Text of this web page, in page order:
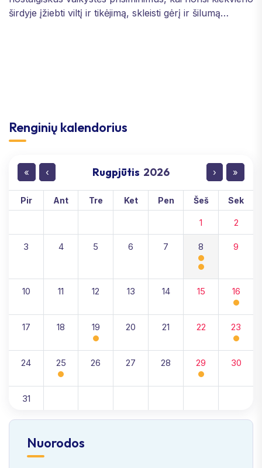
širdyje įžiebti viltį ir tikėjimą, skleisti gėrį ir šilumą…
Renginių kalendorius
« ‹ Rugpjūtis 2026 › »
Pir Ant Tre Ket Pen Šeš Sek
1 2
3 4 5 6 7 8 9
10 11 12 13 14 15 16
17 18 19 20 21 22 23
24 25 26 27 28 29 30
31
Nuorodos